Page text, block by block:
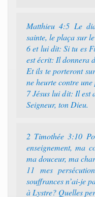
Matthieu 4:5 Le
sainte, le plaça sur
6 et lui dit: Si tu es
est écrit: Il donnera
Et ils te porteront
ne heurte contre une
7 Jésus lui dit: Il est
Seigneur, ton Dieu.
2 Timothée 3:10
enseignement, ma
ma douceur, ma
11 mes
souffrances n’ai-je
à Lystre? Quelles